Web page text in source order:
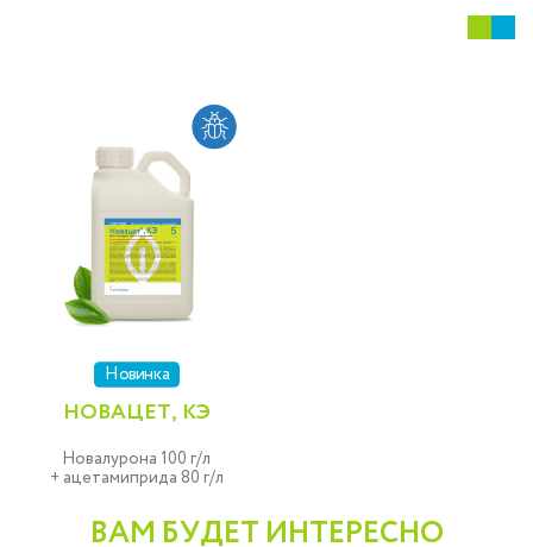
Новинка
НОВАЦЕТ, КЭ
Новалурона 100 г/л
+ ацетамиприда 80 г/л
ВАМ БУДЕТ ИНТЕРЕСНО